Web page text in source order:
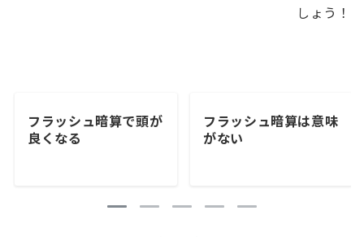
しょう！
フラッシュ暗算で頭が
良くなる
フラッシュ暗算は意味
がない